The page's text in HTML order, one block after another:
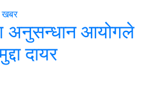
खबर
अनुसन्धान आयोगले
दायर